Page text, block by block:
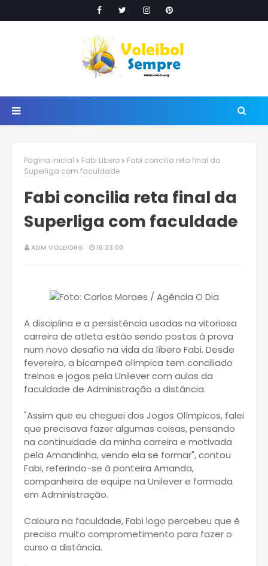
Página inicial Fabi Libero
Fabi concilia reta final da
Superliga com faculdade
Fabi concilia reta final da
Superliga com faculdade
ADM VOLEIORG 16:33:00
A disciplina e a persistência usadas na vitoriosa
carreira de atleta estão sendo postas à prova
num novo desafio na vida da líbero Fabi. Desde
fevereiro, a bicampeã olímpica tem conciliado
treinos e jogos pela Unilever com aulas da
faculdade de Administração a distância.
"Assim que eu cheguei dos Jogos Olímpicos, falei
que precisava fazer algumas coisas, pensando
na continuidade da minha carreira e motivada
pela Amandinha, vendo ela se formar", contou
Fabi, referindo-se à ponteira Amanda,
companheira de equipe na Unilever e formada
em Administração.
Caloura na faculdade, Fabi logo percebeu que é
preciso muito comprometimento para fazer o
curso a distância.